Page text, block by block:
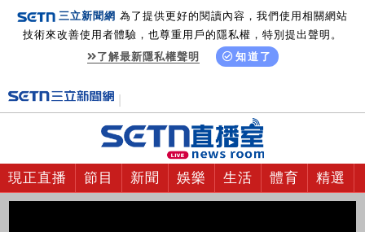
三立新聞網 為了提供更好的閱讀內容，我們使用相關網站
技術來改善使用者體驗，也尊重用戶的隱私權，特別提出聲明。
了解最新隱私權聲明
知道了
現正直播 節目 新聞 娛樂 生活 體育 精選